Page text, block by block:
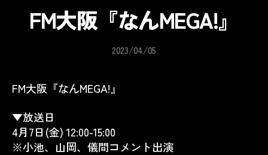
website
FM大阪『なんMEGA!』
2023/04/05
FM大阪『なんMEGA!』
▼放送日
4月7日(金) 12:00-15:00
※小池、山岡、儀間コメント出演